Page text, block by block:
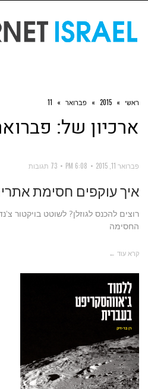
ראשי »
2015
» פברואר »
11
ארכיון של: פברואר 11,
פברואר 11, 2015 6:08 PM 73 תגובות
איך עוקפים חסימת
רוצים להכנס לגוזלן? לשוטט בויקטור
החסימה
קרא עוד ←